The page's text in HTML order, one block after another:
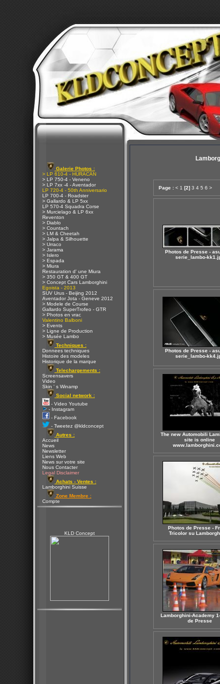
Galerie Photos :
> LP 610-4 - HURACAN
> LP 750-4 - Veneno
> LP 7xx -4 - Aventador
LP 720-4 - 50th Anniversario
LP 700-4 - Roadster
> Gallardo & LP 5xx
LP 570-4 Squadra Corse
> Murcielago & LP 6xx
Reventon
> Diablo
> Countach
> LM & Cheetah
> Jalpa & Silhouette
> Urraco
> Jarama
> Islero
> Espada
> Miura
Restauration d' une Miura
> 350 GT & 400 GT
> Concept Cars Lamborghini
Egoista - 2013
SUV Urus - Beijing 2012
Aventador Jota - Geneve 2012
> Modele de Course
Gallardo SuperTrofeo - GTR
> Photos en vrac
Valentino Balboni
> Events
> Ligne de Production
> Musée Lambo
Techniques :
Donnees techniques
Histoire des modeles
Historique de la marque
Telechargements :
Screensavers
Video
Skin ' s Winamp
Social network :
- Video Youtube
- Instagram
- Facebook
- Tweetez @kldconcept
Autres :
Accueil
News
Newsletter
Liens Web
News sur votre site
Nous Contacter
Legal Disclaimer
Achats - Ventes :
Lamborghini Suisse
Zone Membre :
Compte
KLD Concept
Page : < 1 [2] 3 4 5 6 >
Photos de Presse -
serie_lambo-
Photos de Presse -
serie_lambo-
The new Automobili
site is online
Photos de Presse -
Tricolor su
Lamborghini-Academy
de Presse